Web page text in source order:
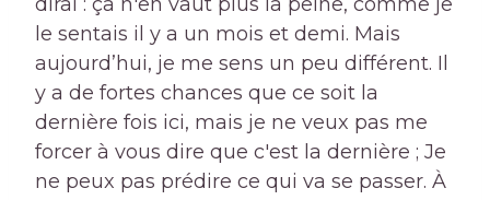
dirai : ça n'en vaut plus la peine, comme je
le sentais il y a un mois et demi. Mais
aujourd’hui, je me sens un peu différent. Il
y a de fortes chances que ce soit la
dernière fois ici, mais je ne veux pas me
forcer à vous dire que c'est la dernière ; Je
ne peux pas prédire ce qui va se passer. À